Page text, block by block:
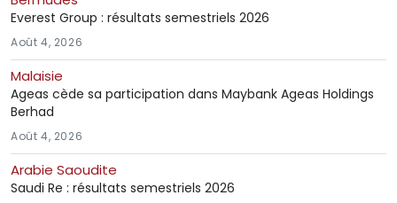
Everest Group : résultats semestriels 2026
Août 4, 2026
Malaisie
Ageas cède sa participation dans Maybank Ageas Holdings
Berhad
Août 4, 2026
Arabie Saoudite
Saudi Re : résultats semestriels 2026